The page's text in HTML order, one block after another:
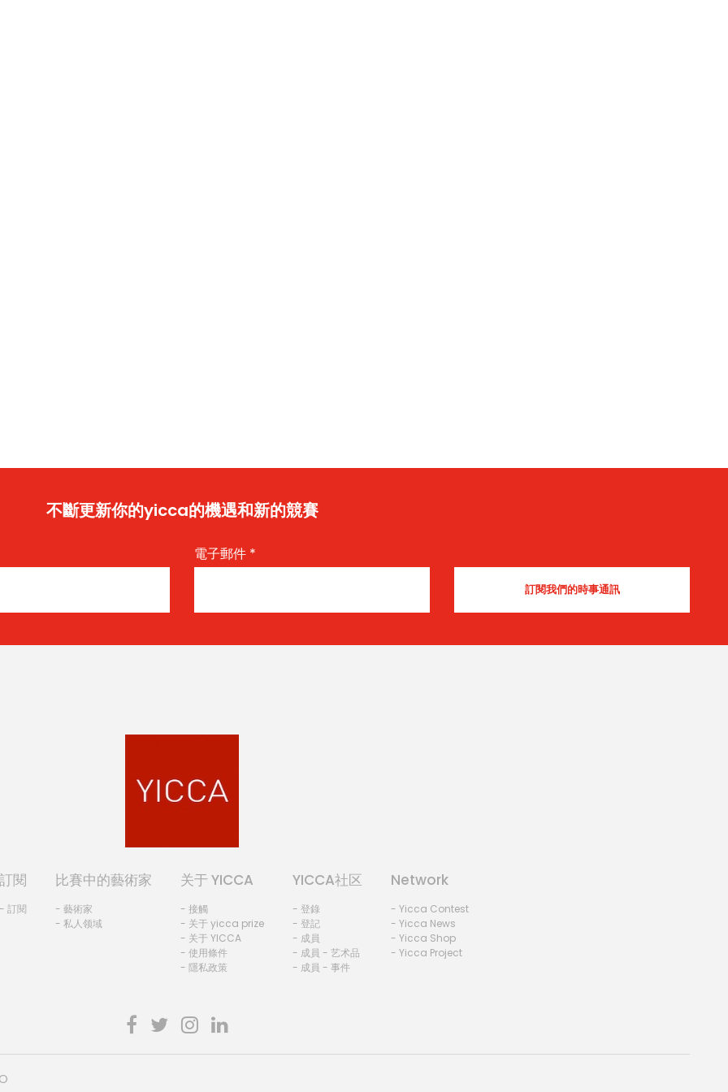
不斷更新你的yicca的機遇和新的競賽
電子郵件 *
訂閱
- 訂閱
比賽中的藝術家
- 藝術家
- 私人领域
关于 YICCA
- 接觸
- 关于 yicca prize
- 关于 YICCA
- 使用條件
- 隱私政策
YICCA社区
- 登錄
- 登記
- 成員
- 成員 - 艺术品
- 成員 - 事件
Network
- Yicca Contest
- Yicca News
- Yicca Shop
- Yicca Project